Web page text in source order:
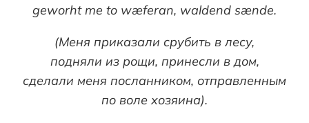
geworht me to wæferan, waldend sænde.
(Меня приказали срубить в лесу,
подняли из рощи, принесли в дом,
сделали меня посланником, отправленным
по воле хозяина).